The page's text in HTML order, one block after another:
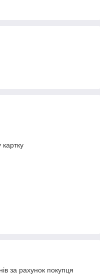
за рахунок покупця